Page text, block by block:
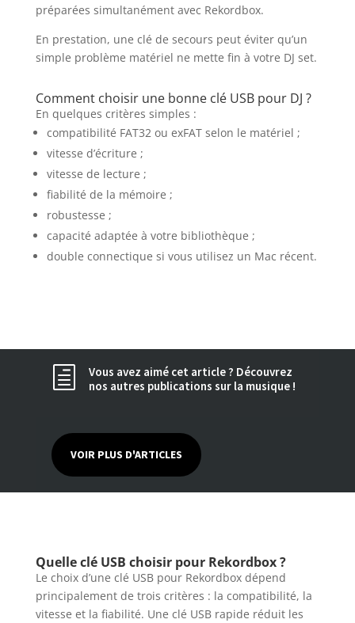
préparées simultanément avec Rekordbox.
En prestation, une clé de secours peut éviter qu’un
simple problème matériel ne mette fin à votre DJ set.
Comment choisir une bonne clé USB pour DJ ?
En quelques critères simples :
compatibilité FAT32 ou exFAT selon le matériel ;
vitesse d’écriture ;
vitesse de lecture ;
fiabilité de la mémoire ;
robustesse ;
capacité adaptée à votre bibliothèque ;
double connectique si vous utilisez un Mac récent.
h
Vous avez aimé cet article ? Découvrez
nos autres publications sur la musique !
VOIR PLUS D'ARTICLES
Quelle clé USB choisir pour Rekordbox ?
Le choix d’une clé USB pour Rekordbox dépend
principalement de trois critères : la compatibilité, la
vitesse et la fiabilité. Une clé USB rapide réduit les